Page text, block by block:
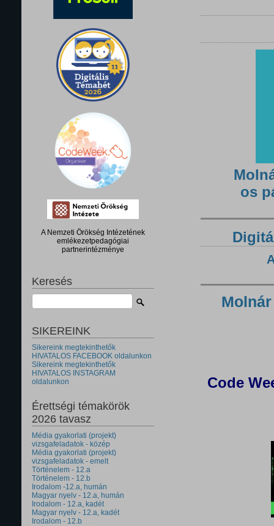
A Nemzeti Örökség Intézetének
emlékezetpedagógiai
partnerintézménye
Keresés
SIKEREINK
Sikereink megtekinthetők
HIVATALOS FACEBOOK oldalunkon
Sikereink megtekinthetők
HIVATALOS INSTAGRAM
oldalunkon
Érettségi témakörök
2026 tavasz
Média gyakorlati (projekt)
vizsgafeladatok - közép
Média gyakorlati (projekt)
vizsgafeladatok - emelt
Történelem - 12.a
Történelem - 12.b
Irodalom -12.a, humán
Magyar nyelv - 12.a, humán
Irodalom - 12.a, kadét
Magyar nyelv - 12.a, kadét
Irodalom - 12.b
os
Code